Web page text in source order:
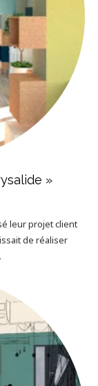
»
leur projet client
de réaliser